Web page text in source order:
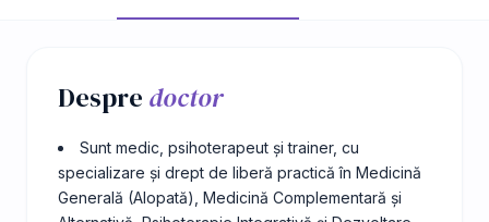
Despre doctor
Sunt medic, psihoterapeut și trainer, cu
specializare și drept de liberă practică în Medicină
Generală (Alopată), Medicină Complementară și